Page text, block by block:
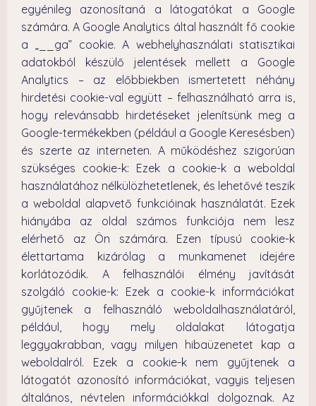
egyénileg azonosítaná a látogatókat a Google
számára. A Google Analytics által használt fő cookie
a „__ga” cookie. A webhelyhasználati statisztikai
adatokból készülő jelentések mellett a Google
Analytics – az előbbiekben ismertetett néhány
hirdetési cookie-val együtt – felhasználható arra is,
hogy relevánsabb hirdetéseket jelenítsünk meg a
Google-termékekben (például a Google Keresésben)
és szerte az interneten. A működéshez szigorúan
szükséges cookie-k: Ezek a cookie-k a weboldal
használatához nélkülözhetetlenek, és lehetővé teszik
a weboldal alapvető funkcióinak használatát. Ezek
hiányába az oldal számos funkciója nem lesz
elérhető az Ön számára. Ezen típusú cookie-k
élettartama kizárólag a munkamenet idejére
korlátozódik. A felhasználói élmény javítását
szolgáló cookie-k: Ezek a cookie-k információkat
gyűjtenek a felhasználó weboldalhasználatáról,
például, hogy mely oldalakat látogatja
leggyakrabban, vagy milyen hibaüzenetet kap a
weboldalról. Ezek a cookie-k nem gyűjtenek a
látogatót azonosító információkat, vagyis teljesen
általános, névtelen információkkal dolgoznak. Az